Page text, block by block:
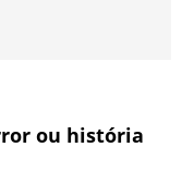
ou história